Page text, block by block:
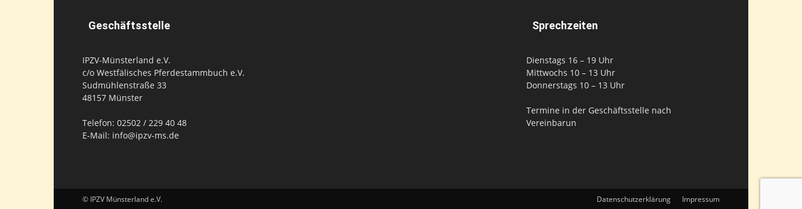
Geschäftsstelle
IPZV-Münsterland e.V.
c/o Westfälisches Pferdestammbuch e.V.
Sudmühlenstraße 33
48157 Münster
Telefon: 02502 / 229 40 48
E-Mail: info@ipzv-ms.de
Sprechzeiten
Dienstags 16 – 19 Uhr
Mittwochs 10 – 13 Uhr
Donnerstags 10 – 13 Uhr
Termine in der Geschäftsstelle nach
Vereinbarun
Datenschutzerklärung Impressum
© IPZV Münsterland e.V.